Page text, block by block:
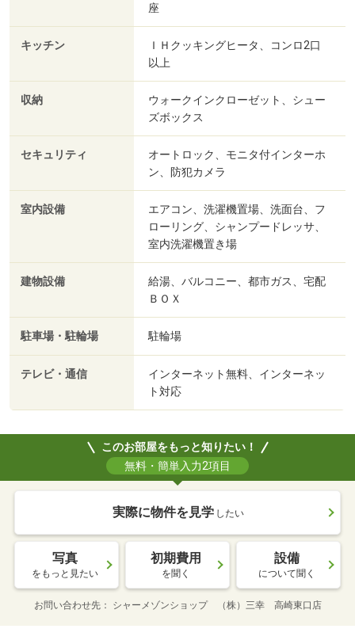
座
キッチン
ＩＨクッキングヒータ、コンロ2口
以上
収納
ウォークインクローゼット、シュー
ズボックス
セキュリティ
オートロック、モニタ付インターホ
ン、防犯カメラ
室内設備
エアコン、洗濯機置場、洗面台、フ
ローリング、シャンプードレッサ、
室内洗濯機置き場
建物設備
給湯、バルコニー、都市ガス、宅配
ＢＯＸ
駐車場・駐輪場 駐輪場
テレビ・通信
インターネット無料、インターネッ
ト対応
このお部屋をもっと知りたい！
無料・簡単入力2項目
実際に物件を見学 したい
写真
をもっと見たい
初期費用
を聞く
設備
について聞く
お問い合わせ先 シャーメゾンショップ （株）三幸 高崎東口店